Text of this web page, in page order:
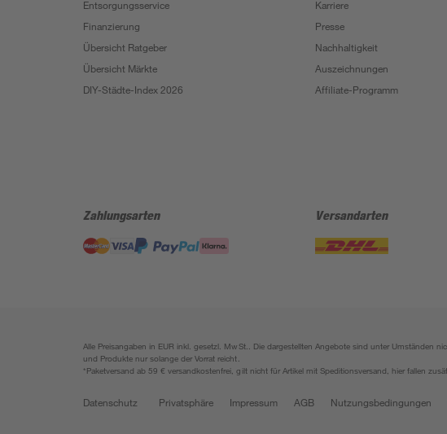
Entsorgungsservice
Finanzierung
Übersicht Ratgeber
Übersicht Märkte
DIY-Städte-Index 2026
Karriere
Presse
Nachhaltigkeit
Auszeichnungen
Affiliate-Programm
Zahlungsarten Versandarten
Alle Preisangaben in EUR inkl. gesetzl. MwSt.. Die dargestellten Angebote sind unter Umständen
und Produkte nur solange der Vorrat reicht.
*Paketversand ab 59 € versandkostenfrei, gilt nicht für Artikel mit Speditionsversand, hier fallen
Datenschutz Privatsphäre Impressum AGB Nutzungsbedingungen